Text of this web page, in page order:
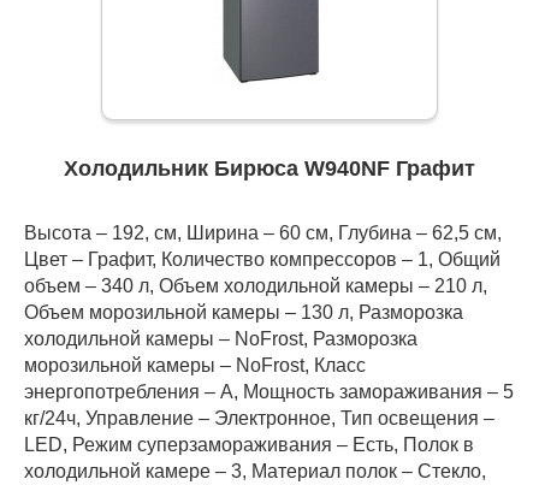
Холодильник Бирюса W940NF Графит
Высота – 192, см, Ширина – 60 см, Глубина – 62,5 см,
Цвет – Графит, Количество компрессоров – 1, Общий
объем – 340 л, Объем холодильной камеры – 210 л,
Объем морозильной камеры – 130 л, Разморозка
холодильной камеры – NoFrost, Разморозка
морозильной камеры – NoFrost, Класс
энергопотребления – А, Мощность замораживания – 5
кг/24ч, Управление – Электронное, Тип освещения –
LED, Режим суперзамораживания – Есть, Полок в
холодильной камере – 3, Материал полок – Стекло,